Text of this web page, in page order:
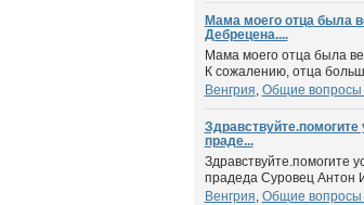
Мама моего отца была
Дебрецена....
Мама моего отца была
К сожалению, отца
Венгрия, Общие вопросы
Здравствуйте.помогите
праде...
Здравствуйте.помогите
прадеда Суровец Антон
Венгрия, Общие вопросы